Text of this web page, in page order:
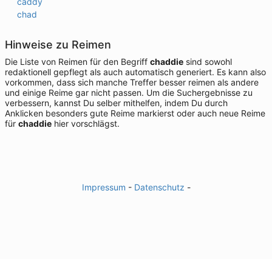
chad
Hinweise zu Reimen
Die Liste von Reimen für den Begriff chaddie sind sowohl
redaktionell gepflegt als auch automatisch generiert. Es kann also
vorkommen, dass sich manche Treffer besser reimen als andere
und einige Reime gar nicht passen. Um die Suchergebnisse zu
verbessern, kannst Du selber mithelfen, indem Du durch
Anklicken besonders gute Reime markierst oder auch neue Reime
für chaddie hier vorschlägst.
Impressum - Datenschutz -